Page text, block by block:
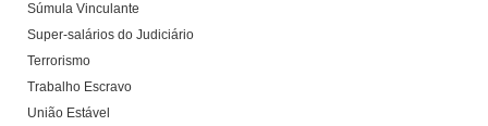
Súmula Vinculante
Super-salários do Judiciário
Terrorismo
Trabalho Escravo
União Estável